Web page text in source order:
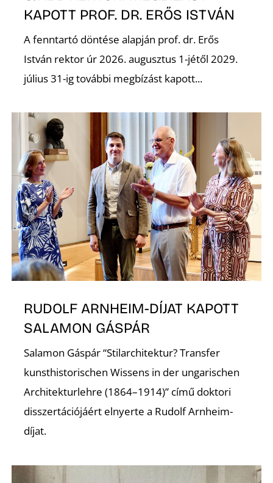
KAPOTT PROF. DR. ERŐS ISTVÁN
A fenntartó döntése alapján prof. dr. Erős
István rektor úr 2026. augusztus 1-jétől 2029.
július 31-ig további megbízást kapott...
RUDOLF ARNHEIM-DÍJAT KAPOTT
SALAMON GÁSPÁR
Salamon Gáspár “Stilarchitektur? Transfer
kunsthistorischen Wissens in der ungarischen
Architekturlehre (1864–1914)” című doktori
disszertációjáért elnyerte a Rudolf Arnheim-
díjat.